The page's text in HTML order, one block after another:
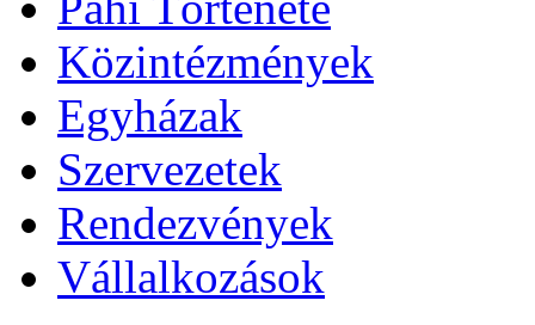
Közintézmények
Egyházak
Szervezetek
Rendezvények
Vállalkozások